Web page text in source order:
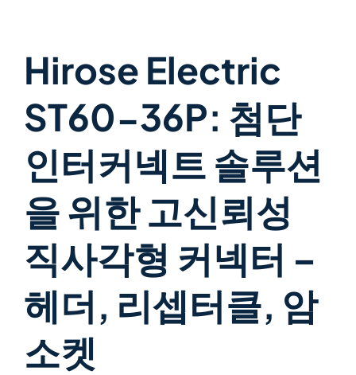
Hirose Electric
ST60-36P: 첨단
인터커넥트 솔루션
을 위한 고신뢰성
직사각형 커넥터 –
헤더, 리셉터클, 암
소켓